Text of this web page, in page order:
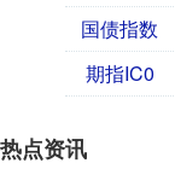
国债指数
期指IC0
热点资讯